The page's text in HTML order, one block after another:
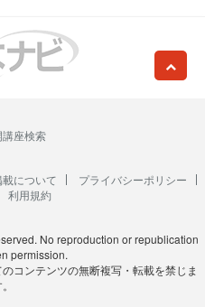
座検索
について
プライバシーポリシー
利用規約
No reproduction or republication
permission.
コンテンツの無断複写・転載を禁じま